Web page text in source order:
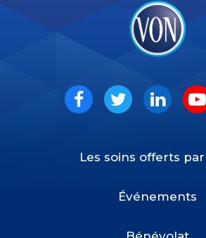
Social
Les soins offerts par
Événements